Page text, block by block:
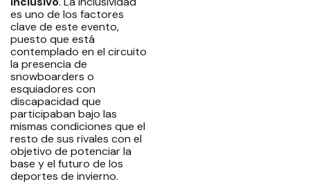
es uno de los factores
clave de este evento,
puesto que está
contemplado en el circuito
la presencia de
snowboarders o
esquiadores con
discapacidad que
participaban bajo las
mismas condiciones que el
resto de sus rivales con el
objetivo de potenciar la
base y el futuro de los
deportes de invierno.